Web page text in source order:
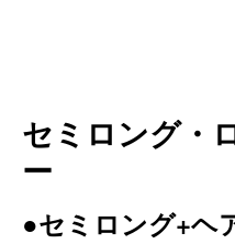
セミロング・
ー
●セミロング+ヘ